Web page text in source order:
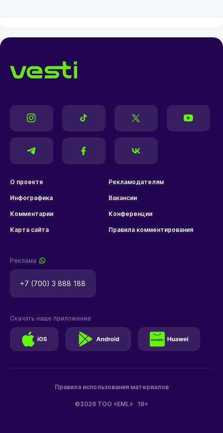
О проекте Рекламодателям
Инфографика Вакансии
Комментарии Конференции
Карта сайта Правила комментирования
Реклама
+7 (700) 3 888 188
©2026 ТОО «EML» 18+
Правила использования материалов
Скачать наше приложение